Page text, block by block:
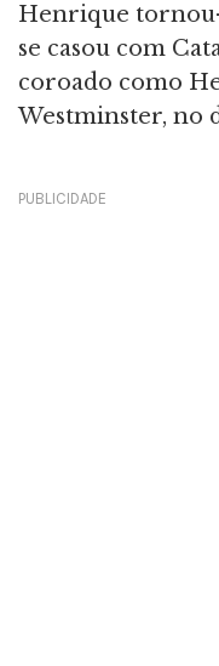
Henrique
se casou com
coroado como
Westminster, no
PUBLICIDADE